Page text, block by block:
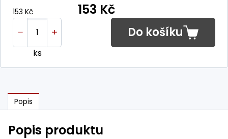
153 Kč 153 Kč
ks
Do košíku
Popis
Popis produktu